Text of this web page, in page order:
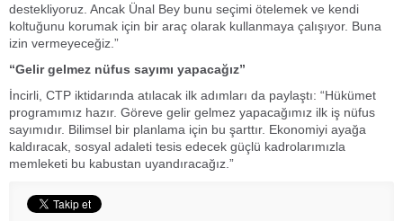
destekliyoruz. Ancak Ünal Bey bunu seçimi ötelemek ve kendi
koltuğunu korumak için bir araç olarak kullanmaya çalışıyor. Buna
izin vermeyeceğiz.”
“Gelir gelmez nüfus sayımı yapacağız”
İncirli, CTP iktidarında atılacak ilk adımları da paylaştı: “Hükümet
programımız hazır. Göreve gelir gelmez yapacağımız ilk iş nüfus
sayımıdır. Bilimsel bir planlama için bu şarttır. Ekonomiyi ayağa
kaldıracak, sosyal adaleti tesis edecek güçlü kadrolarımızla
memleketi bu kabustan uyandıracağız.”